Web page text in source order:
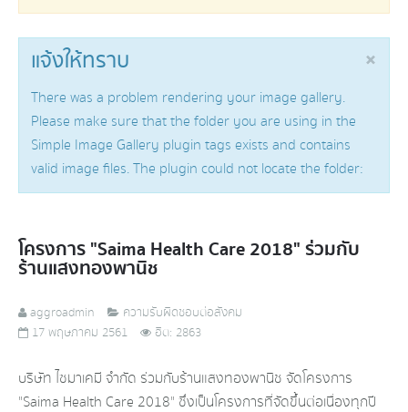
×
แจ้งให้ทราบ
There was a problem rendering your image gallery.
Please make sure that the folder you are using in the
Simple Image Gallery plugin tags exists and contains
valid image files. The plugin could not locate the folder:
โครงการ "Saima Health Care 2018" ร่วมกับ
ร้านแสงทองพานิช
aggroadmin
ความรับผิดชอบต่อสังคม
17 พฤษภาคม 2561
ฮิต: 2863
บริษัท ไซมาเคมี จำกัด ร่วมกับร้านแสงทองพานิช จัดโครงการ
"Saima Health Care 2018" ซึ่งเป็นโครงการที่จัดขึ้นต่อเนื่องทุกปี